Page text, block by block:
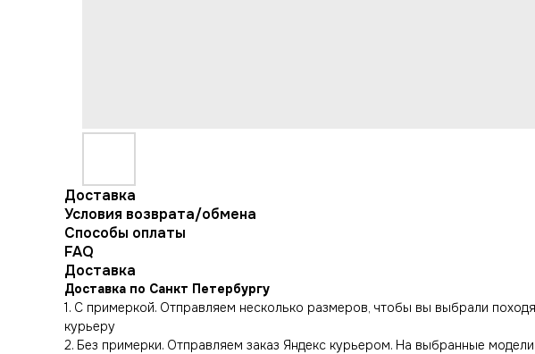
Доставка
Условия возврата/обмена
Способы оплаты
FAQ
Доставка
Доставка по Санкт Петербургу
1. С примеркой. Отправляем несколько размеров, чтобы вы выбрали
курьеру
2. Без примерки. Отправляем заказ Яндекс курьером. На выбранные